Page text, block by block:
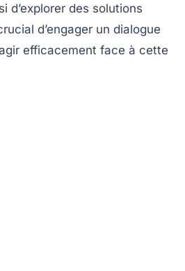
d’explorer des solutions
d’engager un dialogue
efficacement face à cette